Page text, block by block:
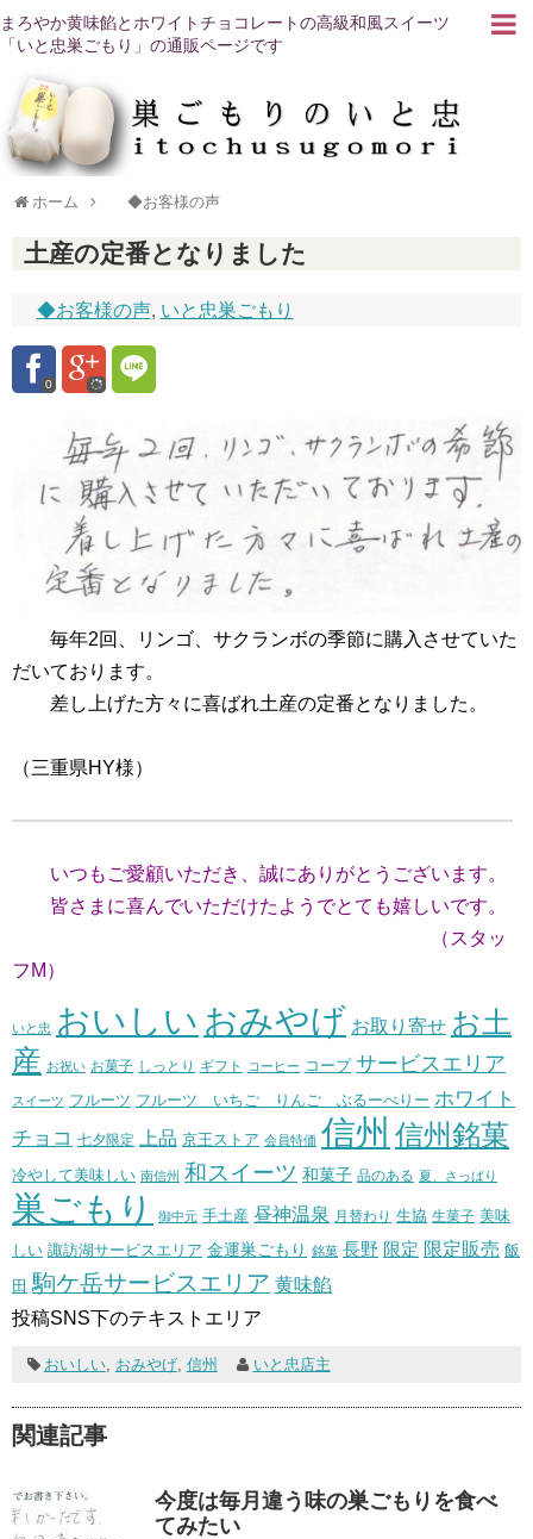
まろやか黄味餡とホワイトチョコレートの高級和風スイーツ
「いと忠巣ごもり」の通販ページです
ホーム ◆お客様の声
土産の定番となりました
◆お客様の声, いと忠巣ごもり
0
毎年2回、リンゴ、サクランボの季節に購入させていた
だいております。
差し上げた方々に喜ばれ土産の定番となりました。
（三重県HY様）
いつもご愛顧いただき、誠にありがとうございます。
皆さまに喜んでいただけたようでとても嬉しいです。
（スタッ
フM）
いと忠 おいしい おみやげ お取り寄せ お土
産 お祝い お菓子 しっとり ギフト コーヒー コープ サービスエリア
スイーツ フルーツ フルーツ いちご りんご ぶるーべりー ホワイト
チョコ 七夕限定 上品 京王ストア 会員特価 信州 信州銘菓
冷やして美味しい 南信州 和スイーツ 和菓子 品のある 夏、さっぱり
巣ごもり 御中元 手土産 昼神温泉 月替わり 生協 生菓子 美味
しい 諏訪湖サービスエリア 金運巣ごもり 銘菓 長野 限定 限定販売 飯
田 駒ケ岳サービスエリア 黄味餡
投稿SNS下のテキストエリア
おいしい, おみやげ, 信州 いと忠店主
関連記事
今度は毎月違う味の巣ごもりを食べ
てみたい